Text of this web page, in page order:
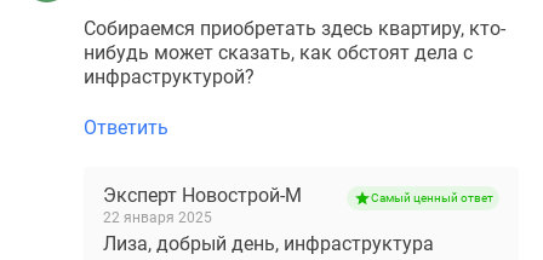
Собираемся приобретать здесь квартиру, кто-
нибудь может сказать, как обстоят дела с
инфраструктурой?
Ответить
Эксперт Новострой-М
22 января 2025
Самый ценный ответ
Лиза, добрый день, инфраструктура